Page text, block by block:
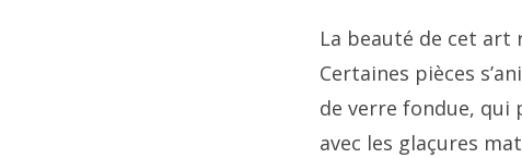
La beauté de cet art
Certaines pièces
de verre fondue, qui
avec les glaçures